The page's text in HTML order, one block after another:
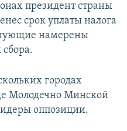
президент страны
срок уплаты налога
намерены
городах
Молодечно Минской
оппозиции.